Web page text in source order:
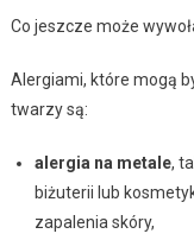
Co jeszcze może
Alergiami, które mogą
twarzy są:
alergia na metale,
biżuterii lub
zapalenia skóry,